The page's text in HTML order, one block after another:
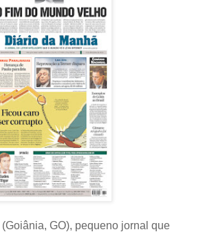
(Goiânia, GO), pequeno jornal que